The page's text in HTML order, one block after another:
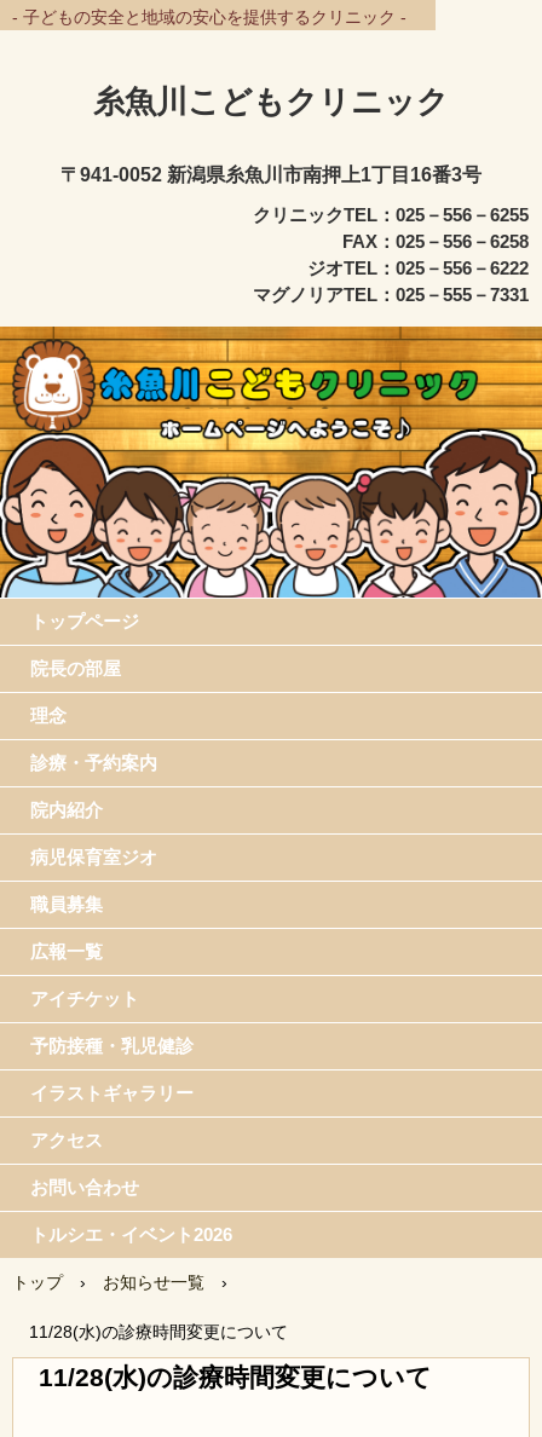
- 子どもの安全と地域の安心を提供するクリニック -
糸魚川こどもクリニック
〒941-0052 新潟県糸魚川市南押上1丁目16番3号
クリニックTEL：025－556－6255
FAX：025－556－6258
ジオTEL：025－556－6222
マグノリアTEL：025－555－7331
トップページ
院長の部屋
理念
診療・予約案内
院内紹介
病児保育室ジオ
職員募集
広報一覧
アイチケット
予防接種・乳児健診
イラストギャラリー
アクセス
お問い合わせ
トルシエ・イベント2026
トップ › お知らせ一覧 ›
11/28(水)の診療時間変更について
11/28(水)の診療時間変更について